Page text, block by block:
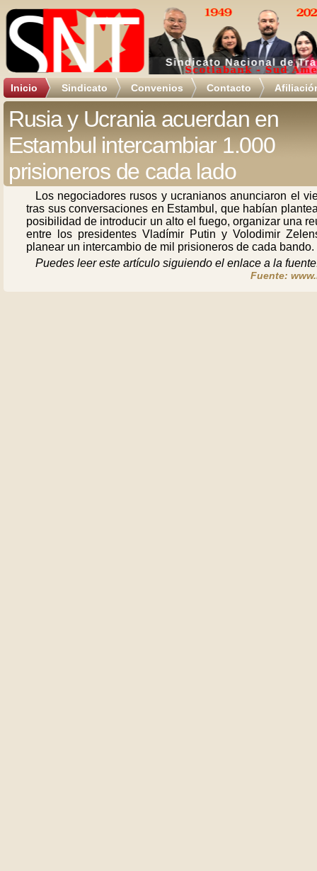
Inicio Sindicato Convenios Contacto
Rusia y Ucrania acuerdan en
Estambul intercambiar 1.000
prisioneros de cada lado
Los negociadores rusos y ucranianos anunciaron el
tras sus conversaciones en Estambul, que habían
posibilidad de introducir un alto el fuego, organizar una
entre los presidentes Vladímir Putin y Volodimir
planear un intercambio de mil prisioneros de cada bando.
Puedes leer este artículo siguiendo el enlace a la
Fuente: